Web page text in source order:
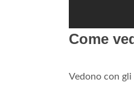
Come
Vedono con